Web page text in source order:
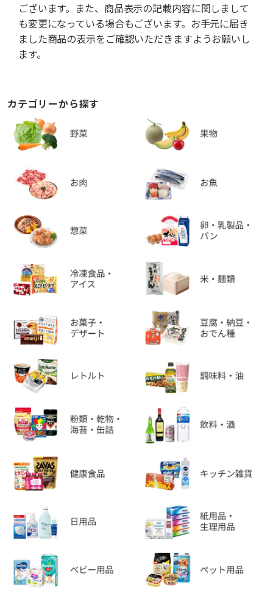
ございます。また、商品表示の記載内容に関しまして
も変更になっている場合もございます。お手元に届き
ました商品の表示をご確認いただきますようお願いし
ます。
カテゴリーから探す